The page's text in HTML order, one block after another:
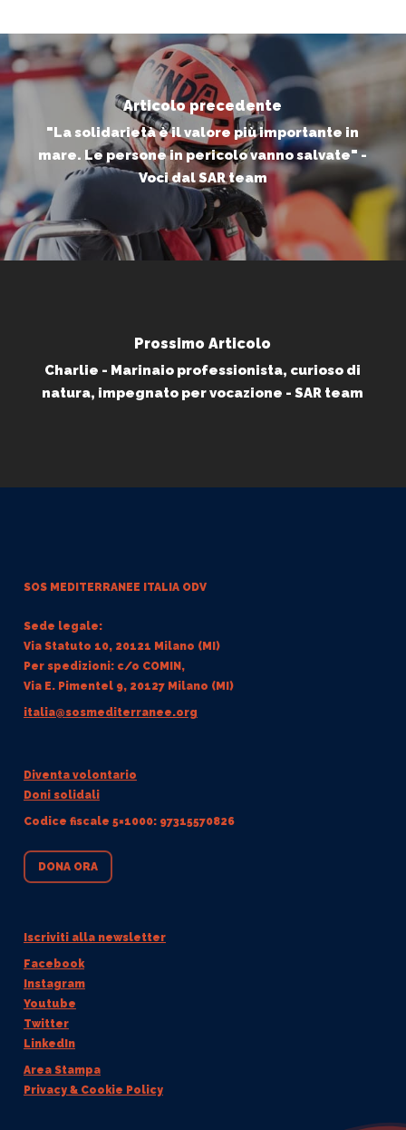
Articolo precedente
"La solidarietà è il valore più importante in
mare. Le persone in pericolo vanno salvate" -
Voci dal SAR team
Prossimo Articolo
Charlie - Marinaio professionista, curioso di
natura, impegnato per vocazione - SAR team
SOS MEDITERRANEE ITALIA ODV
Sede legale:
Via Statuto 10, 20121 Milano (MI)
Per spedizioni: c/o COMIN,
Via E. Pimentel 9, 20127 Milano (MI)
italia@sosmediterranee.org
Diventa volontario
Doni solidali
Codice fiscale 5×1000: 97315570826
DONA ORA
Iscriviti alla newsletter
Facebook
Instagram
Youtube
Twitter
LinkedIn
Area Stampa
Privacy & Cookie Policy